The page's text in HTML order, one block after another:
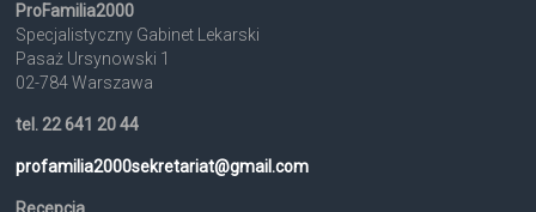
ProFamilia2000
Specjalistyczny Gabinet Lekarski
Pasaż Ursynowski 1
02-784 Warszawa
tel. 22 641 20 44
profamilia2000sekretariat@gmail.com